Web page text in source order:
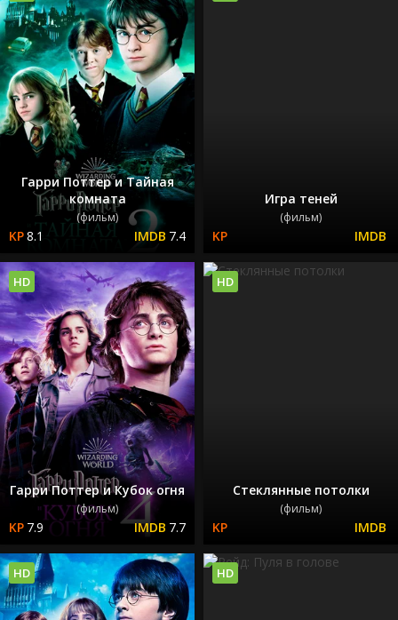
Гарри Поттер и Тайная
комната
(фильм)
8.1 7.4
Игра теней
(фильм)
Гарри Поттер и Кубок огня
(фильм)
7.9 7.7
HD
Стеклянные потолки
(фильм)
HD
HD HD